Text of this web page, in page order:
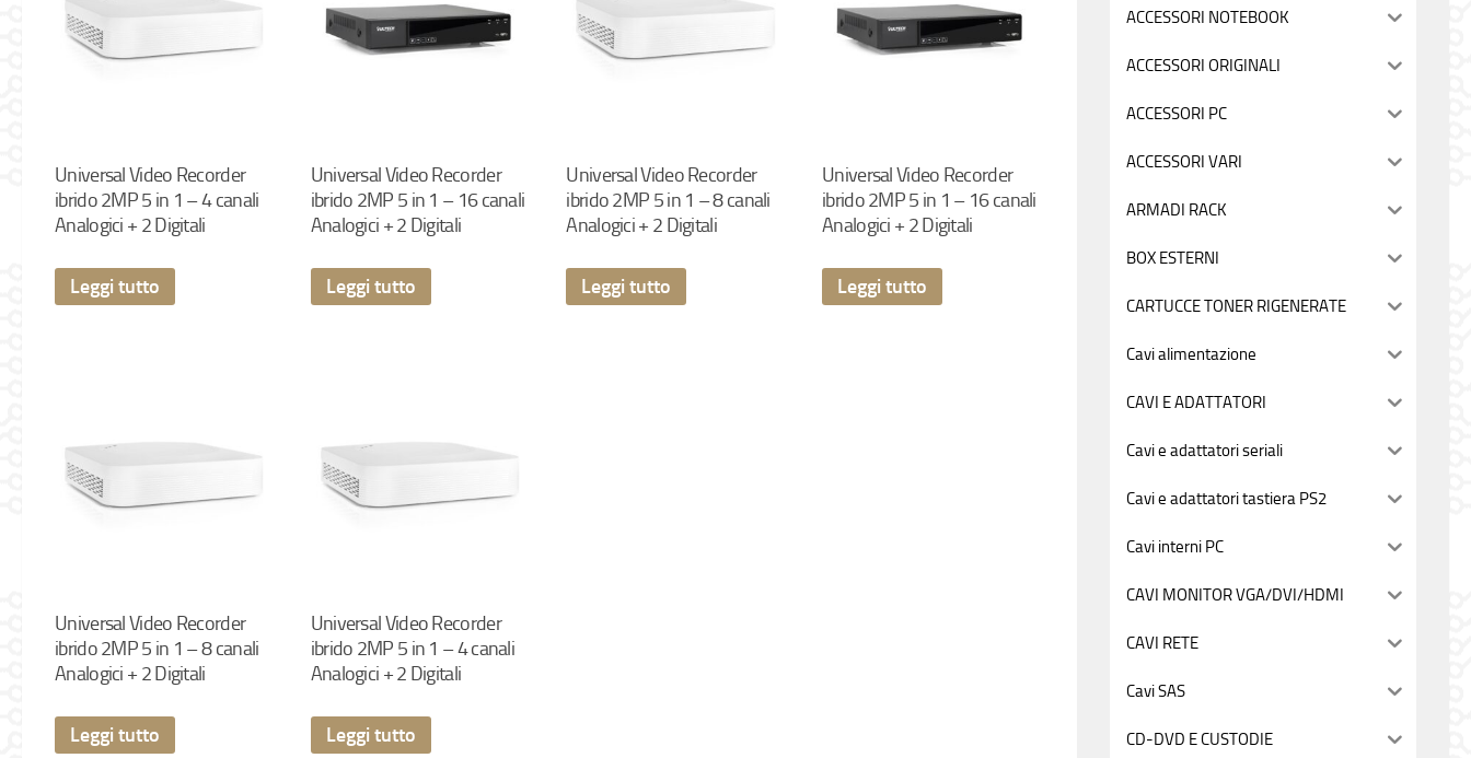
Universal Video Recorder
ibrido 2MP 5 in 1 – 4 canali
Analogici + 2 Digitali
Leggi tutto
Universal Video Recorder
ibrido 2MP 5 in 1 – 16 canali
Analogici + 2 Digitali
Leggi tutto
Universal Video Recorder
ibrido 2MP 5 in 1 – 8 canali
Analogici + 2 Digitali
Leggi tutto
Universal Video Recorder
ibrido 2MP 5 in 1 – 16 canali
Analogici + 2 Digitali
Leggi tutto
Universal Video Recorder
ibrido 2MP 5 in 1 – 8 canali
Analogici + 2 Digitali
Leggi tutto
Universal Video Recorder
ibrido 2MP 5 in 1 – 4 canali
Analogici + 2 Digitali
Leggi tutto
ACCESSORI NOTEBOOK
ACCESSORI ORIGINALI
ACCESSORI PC
ACCESSORI VARI
ARMADI RACK
BOX ESTERNI
CARTUCCE TONER RIGENERATE
Cavi alimentazione
CAVI E ADATTATORI
Cavi e adattatori seriali
Cavi e adattatori tastiera PS2
Cavi interni PC
CAVI MONITOR VGA/DVI/HDMI
CAVI RETE
Cavi SAS
CD-DVD E CUSTODIE